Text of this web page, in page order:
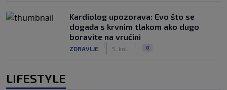
Kardiolog upozorava: Evo što se
događa s krvnim tlakom ako dugo
boravite na vrućini
ZDRAVLJE 5. kol. 0
LIFESTYLE